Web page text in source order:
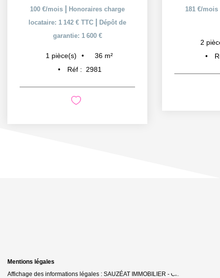
100 €/mois
Honoraires charge
locataire: 1 142 € TTC
Dépôt de
garantie: 1 600 €
1 pièce(s) 36 m²
Réf :
2981
181 €/mois
2
Mentions légales
Affichage des informations légales : SAUZÉAT IMMOBILIER - Châtenay-